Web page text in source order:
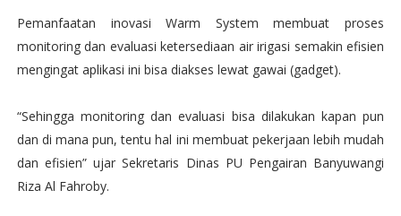
Pemanfaatan inovasi Warm System membuat proses
monitoring dan evaluasi ketersediaan air irigasi semakin efisien
mengingat aplikasi ini bisa diakses lewat gawai (gadget).
“Sehingga monitoring dan evaluasi bisa dilakukan kapan pun
dan di mana pun, tentu hal ini membuat pekerjaan lebih mudah
dan efisien” ujar Sekretaris Dinas PU Pengairan Banyuwangi
Riza Al Fahroby.